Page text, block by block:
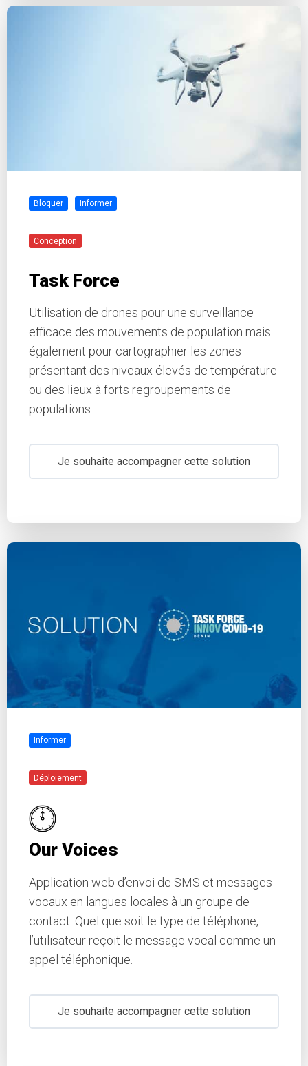
Bloquer Informer
Conception
Task Force
Utilisation de drones pour une surveillance
efficace des mouvements de population mais
également pour cartographier les zones
présentant des niveaux élevés de température
ou des lieux à forts regroupements de
populations.
Je souhaite accompagner cette solution
Informer
Déploiement
Our Voices
Application web d’envoi de SMS et messages
vocaux en langues locales à un groupe de
contact. Quel que soit le type de téléphone,
l’utilisateur reçoit le message vocal comme un
appel téléphonique.
Je souhaite accompagner cette solution